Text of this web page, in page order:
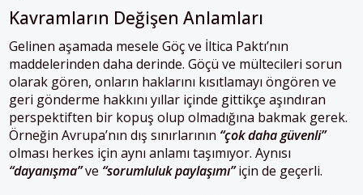
Kavramların Değişen Anlamları
Gelinen aşamada mesele Göç ve İltica Paktı’nın
maddelerinden daha derinde. Göçü ve mültecileri sorun
olarak gören, onların haklarını kısıtlamayı öngören ve
geri gönderme hakkını yıllar içinde gittikçe aşındıran
perspektiften bir kopuş olup olmadığına bakmak gerek.
Örneğin Avrupa’nın dış sınırlarının “çok daha güvenli”
olması herkes için aynı anlamı taşımıyor. Aynısı
“dayanışma”ve “sorumluluk paylaşımı”için de geçerli.